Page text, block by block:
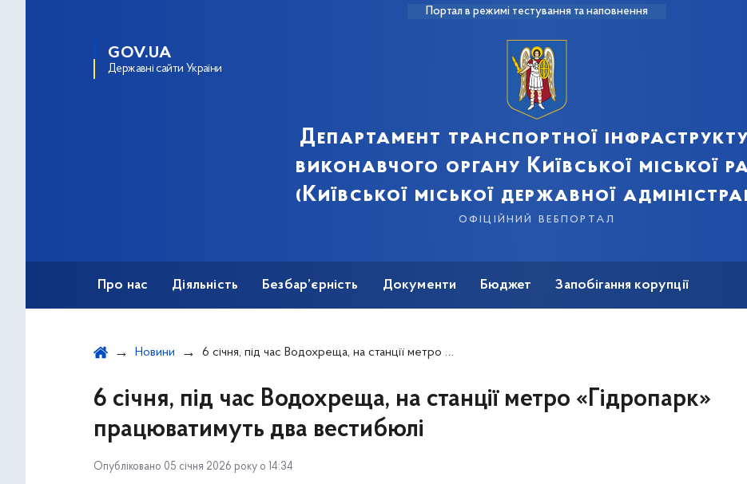
Портал в режимі тестування та наповнення
GOV.UA
Державні сайти України
Департамент транспортної
виконавчого органу Київської міської
(Київської міської державної
офіційний вебпортал
Про нас Діяльність Безбар’єрність Документи Бюджет Запобігання корупції
Новини 6 січня, під час Водохреща, на станції метро «Гідропарк» працюватимуть два вестибюлі
6 січня, під час Водохреща, на станції метро «Гідропарк»
працюватимуть два вестибюлі
Опубліковано 05 січня 2026 року о 14:34